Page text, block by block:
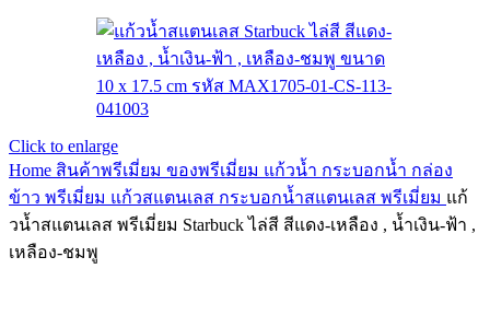
Click to enlarge
Home สินค้าพรีเมี่ยม ของพรีเมี่ยม แก้วน้ำ กระบอกน้ำ กล่อง
ข้าว พรีเมี่ยม แก้วสแตนเลส กระบอกน้ำสแตนเลส พรีเมี่ยม แก้
วน้ำสแตนเลส พรีเมี่ยม Starbuck ไล่สี สีแดง-เหลือง , น้ำเงิน-ฟ้า ,
เหลือง-ชมพู